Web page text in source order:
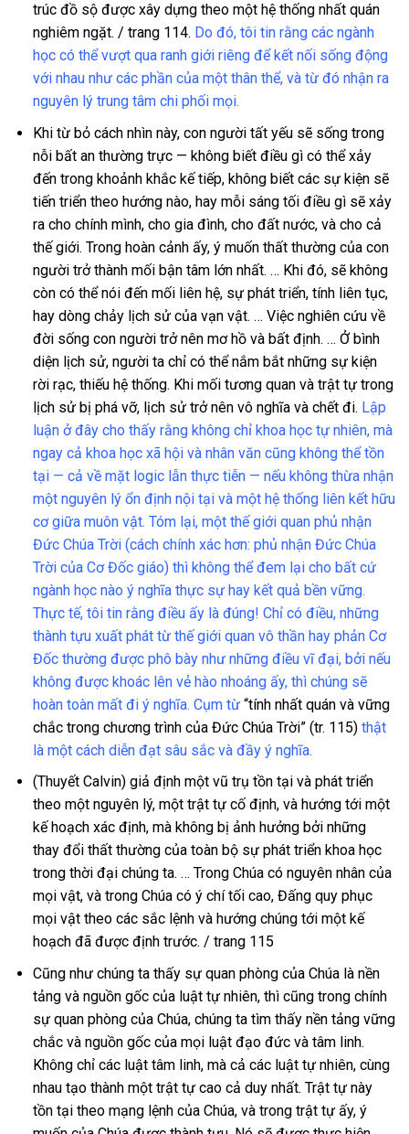
trúc đồ sộ được xây dựng theo một hệ thống nhất quán
nghiêm ngặt. / trang 114. Do đó, tôi tin rằng các ngành
học có thể vượt qua ranh giới riêng để kết nối sống động
với nhau như các phần của một thân thể, và từ đó nhận ra
nguyên lý trung tâm chi phối mọi.
Khi từ bỏ cách nhìn này, con người tất yếu sẽ sống trong
nỗi bất an thường trực — không biết điều gì có thể xảy
đến trong khoảnh khắc kế tiếp, không biết các sự kiện sẽ
tiến triển theo hướng nào, hay mỗi sáng tối điều gì sẽ xảy
ra cho chính mình, cho gia đình, cho đất nước, và cho cả
thế giới. Trong hoàn cảnh ấy, ý muốn thất thường của con
người trở thành mối bận tâm lớn nhất. … Khi đó, sẽ không
còn có thể nói đến mối liên hệ, sự phát triển, tính liên tục,
hay dòng chảy lịch sử của vạn vật. … Việc nghiên cứu về
đời sống con người trở nên mơ hồ và bất định. … Ở bình
diện lịch sử, người ta chỉ có thể nắm bắt những sự kiện
rời rạc, thiếu hệ thống. Khi mối tương quan và trật tự trong
lịch sử bị phá vỡ, lịch sử trở nên vô nghĩa và chết đi. Lập
luận ở đây cho thấy rằng không chỉ khoa học tự nhiên, mà
ngay cả khoa học xã hội và nhân văn cũng không thể tồn
tại — cả về mặt logic lẫn thực tiễn — nếu không thừa nhận
một nguyên lý ổn định nội tại và một hệ thống liên kết hữu
cơ giữa muôn vật. Tóm lại, một thế giới quan phủ nhận
Đức Chúa Trời (cách chính xác hơn: phủ nhận Đức Chúa
Trời của Cơ Đốc giáo) thì không thể đem lại cho bất cứ
ngành học nào ý nghĩa thực sự hay kết quả bền vững.
Thực tế, tôi tin rằng điều ấy là đúng! Chỉ có điều, những
thành tựu xuất phát từ thế giới quan vô thần hay phản Cơ
Đốc thường được phô bày như những điều vĩ đại, bởi nếu
không được khoác lên vẻ hào nhoáng ấy, thì chúng sẽ
hoàn toàn mất đi ý nghĩa. Cụm từ“tính nhất quán và vững
chắc trong chương trình của Đức Chúa Trời” (tr. 115) thật
là một cách diễn đạt sâu sắc và đầy ý nghĩa.
(Thuyết Calvin) giả định một vũ trụ tồn tại và phát triển
theo một nguyên lý, một trật tự cố định, và hướng tới một
kế hoạch xác định, mà không bị ảnh hưởng bởi những
thay đổi thất thường của toàn bộ sự phát triển khoa học
trong thời đại chúng ta. … Trong Chúa có nguyên nhân của
mọi vật, và trong Chúa có ý chí tối cao, Đấng quy phục
mọi vật theo các sắc lệnh và hướng chúng tới một kế
hoạch đã được định trước. / trang 115
Cũng như chúng ta thấy sự quan phòng của Chúa là nền
tảng và nguồn gốc của luật tự nhiên, thì cũng trong chính
sự quan phòng của Chúa, chúng ta tìm thấy nền tảng vững
chắc và nguồn gốc của mọi luật đạo đức và tâm linh.
Không chỉ các luật tâm linh, mà cả các luật tự nhiên, cùng
nhau tạo thành một trật tự cao cả duy nhất. Trật tự này
tồn tại theo mạng lệnh của Chúa, và trong trật tự ấy, ý